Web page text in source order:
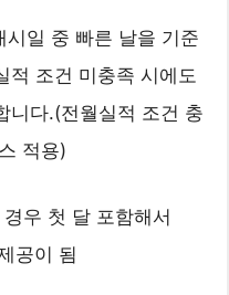
일 중 빠른 날을 기준
적 조건 미충족 시에도
니다.(전월실적 조건 충
적용)
우 첫 달 포함해서
공이 됨